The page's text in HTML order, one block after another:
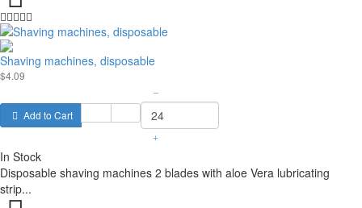
Shaving machines, disposable
$4.09
Add to Cart
–
+
In Stock
Disposable shaving machines 2 blades with aloe Vera lubricating
strip...